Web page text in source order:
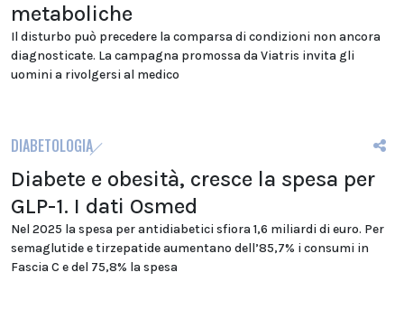
metaboliche
Il disturbo può precedere la comparsa di condizioni non ancora
diagnosticate. La campagna promossa da Viatris invita gli
uomini a rivolgersi al medico
DIABETOLOGIA
Diabete e obesità, cresce la spesa per
GLP-1. I dati Osmed
Nel 2025 la spesa per antidiabetici sfiora 1,6 miliardi di euro. Per
semaglutide e tirzepatide aumentano dell’85,7% i consumi in
Fascia C e del 75,8% la spesa